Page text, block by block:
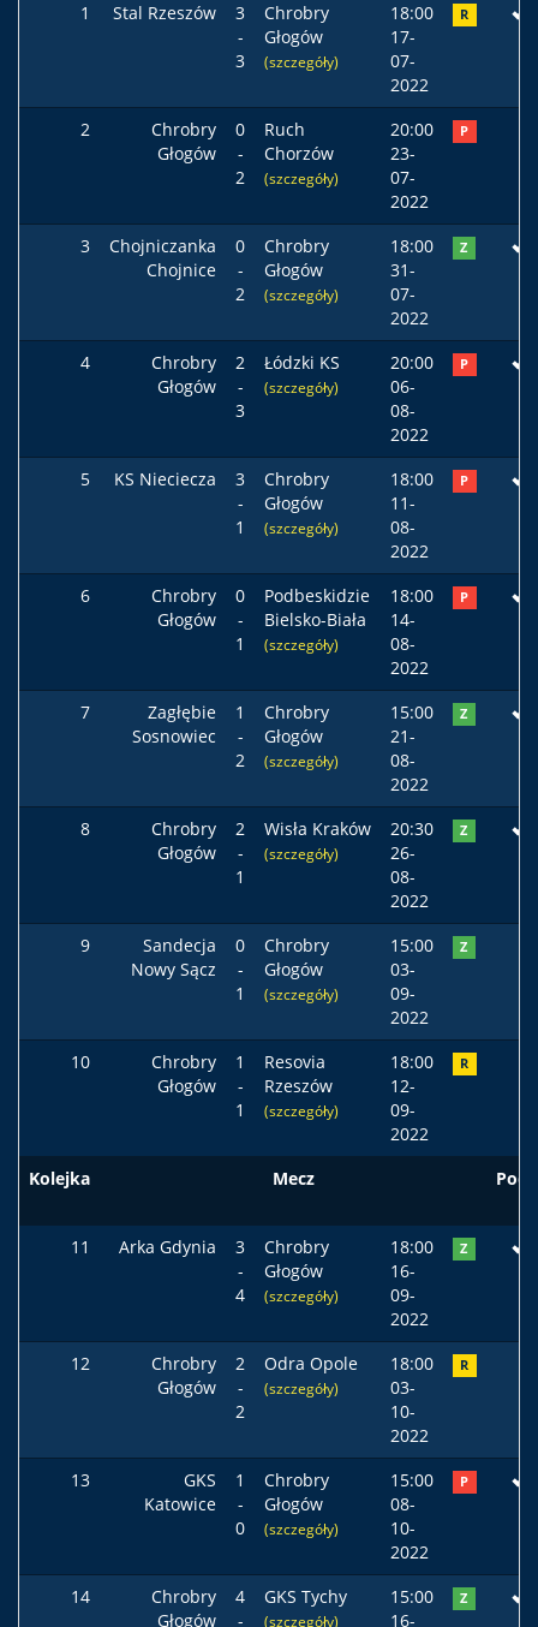
1 Stal Rzeszów
3
-
3
Chrobry
Głogów
(szczegóły)
18:00
17-
07-
2022
R
2
Chrobry
Głogów
0
-
2
Ruch
Chorzów
(szczegóły)
20:00
23-
07-
2022
P
3
Chojniczanka
Chojnice
0
-
2
Chrobry
Głogów
(szczegóły)
18:00
31-
07-
2022
Z
4
Chrobry
Głogów
2
-
3
Łódzki KS
(szczegóły)
20:00
06-
08-
2022
P
5 KS Nieciecza
3
-
1
Chrobry
Głogów
(szczegóły)
18:00
11-
08-
2022
P
6
Chrobry
Głogów
0
-
1
Podbeskidzie
Bielsko-Biała
(szczegóły)
18:00
14-
08-
2022
P
7
Zagłębie
Sosnowiec
1
-
2
Chrobry
Głogów
(szczegóły)
15:00
21-
08-
2022
Z
8
Chrobry
Głogów
2
-
1
Wisła Kraków
(szczegóły)
20:30
26-
08-
2022
Z
9
Sandecja
Nowy Sącz
0
-
1
Chrobry
Głogów
(szczegóły)
15:00
03-
09-
2022
Z
10
Chrobry
Głogów
1
-
1
Resovia
Rzeszów
(szczegóły)
18:00
12-
09-
2022
R
Kolejka Mecz
11 Arka Gdynia
3
-
4
Chrobry
Głogów
(szczegóły)
18:00
16-
09-
2022
Z
12
Chrobry
Głogów
2
-
2
Odra Opole
(szczegóły)
18:00
03-
10-
2022
R
13
GKS
Katowice
1
-
0
Chrobry
Głogów
(szczegóły)
15:00
08-
10-
2022
P
14
Chrobry
Głogów
4
-
GKS Tychy
(szczegóły)
15:00
16-
Z